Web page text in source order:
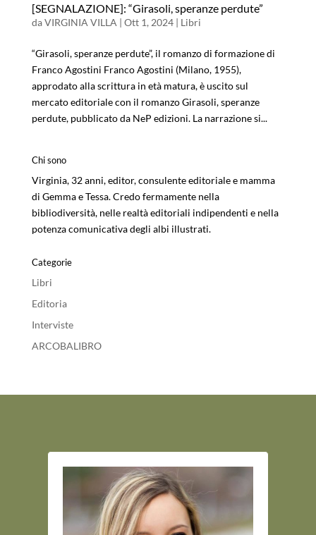
[SEGNALAZIONE]: “Girasoli, speranze perdute”
daVIRGINIA VILLA | Ott 1, 2024| Libri
“Girasoli, speranze perdute”, il romanzo di formazione di
Franco Agostini Franco Agostini (Milano, 1955),
approdato alla scrittura in età matura, è uscito sul
mercato editoriale con il romanzo Girasoli, speranze
perdute, pubblicato da NeP edizioni. La narrazione si...
Chi sono
Virginia, 32 anni, editor, consulente editoriale e mamma
di Gemma e Tessa. Credo fermamente nella
bibliodiversità, nelle realtà editoriali indipendenti e nella
potenza comunicativa degli albi illustrati.
Categorie
Libri
Editoria
Interviste
ARCOBALIBRO